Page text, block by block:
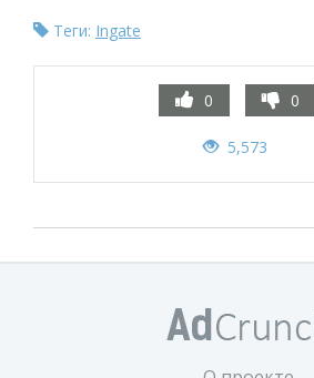
Теги: Ingate
0 0
5,573